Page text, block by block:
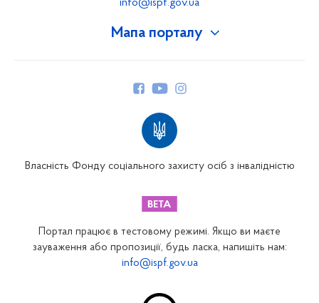
Мапа порталу
Закарпатське відділення
Запорізьке відділення
info@ispf.gov.ua
Власність Фонду соціального захисту осіб з інвалідністю
Портал працює в тестовому режимі. Якщо ви маєте
зауваження або пропозиції, будь ласка, напишіть нам:
info@ispf.gov.ua